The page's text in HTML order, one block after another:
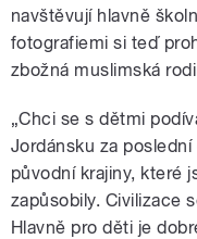
navštěvují hlavně
fotografiemi si teď
zbožná muslimská
„Chci se s dětmi
Jordánsku za
původní krajiny, které
zapůsobily. Civilizace
Hlavně pro děti je